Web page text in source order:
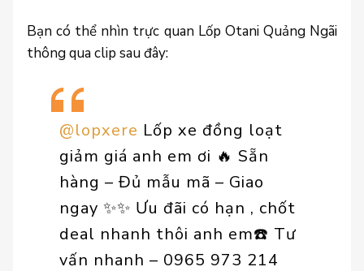
Bạn có thể nhìn trực quan Lốp Otani Quảng Ngãi
thông qua clip sau đây:
@lopxere Lốp xe đồng loạt
giảm giá anh em ơi 🔥 Sẵn
hàng – Đủ mẫu mã – Giao
ngay ✨✨ Ưu đãi có hạn , chốt
deal nhanh thôi anh em☎️ Tư
vấn nhanh – 0965 973 214